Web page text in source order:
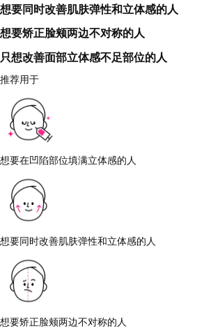
想要同时改善肌肤弹性和立体感的人
想要矫正脸颊两边不对称的人
只想改善面部立体感不足部位的人
推荐用于
想要在凹陷部位填满立体感的人
想要同时改善肌肤弹性和立体感的人
想要矫正脸颊两边不对称的人